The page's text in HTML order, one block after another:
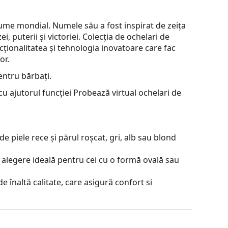
mondial. Numele său a fost inspirat de zeița
puterii și victoriei. Colecția de ochelari de
și tehnologia inovatoare care fac
bărbați.
ajutorul funcției Probează virtual ochelari de
piele rece și părul roșcat, gri, alb sau blond
ideală pentru cei cu o formă ovală sau
înaltă calitate, care asigură confort si